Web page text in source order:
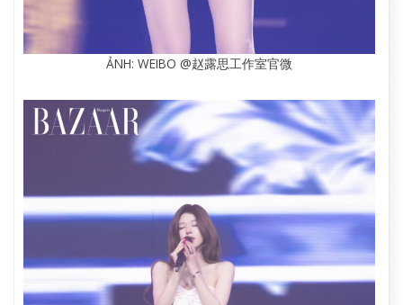
ẢNH: WEIBO @赵露思工作室官微